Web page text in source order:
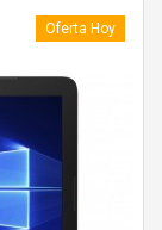
Oferta Hoy